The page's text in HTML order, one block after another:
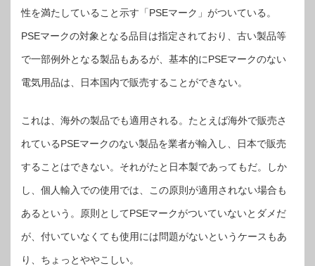
性
【デ
通】
性を満たしていること示す「PSEマーク」がついている。
PSEマークの対象となる品目は指定されており、古い製品等
で一部例外となる製品もあるが、基本的にPSEマークのない
電気用品は、日本国内で販売することができない。
これは、海外の製品でも適用される。たとえば海外で販売さ
れているPSEマークのない製品を業者が輸入し、日本で販売
することはできない。それがたと日本製であってもだ。しか
し、個人輸入での使用では、この原則が適用されない場合も
あるという。原則としてPSEマークがついていないとダメだ
が、付いていなくても使用には問題がないというケースもあ
り、ちょっとややこしい。